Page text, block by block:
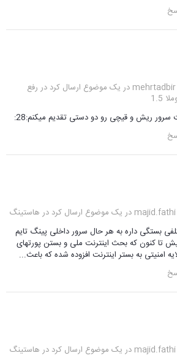
رفع
ریش و قیچی رو دو دستی تقدیم میکنم:28:
هاستینگ
بستگی داره به هر حال سرور داخلی پینگ تایم
تا کنون که بحث اینترنت ملی و بستن پورتهای
امنیتی به بستر اینترنت افزوده شده که باعث...
هاستینگ